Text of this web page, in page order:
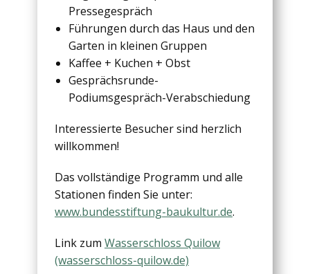
Pressegespräch
Führungen durch das Haus und den
Garten in kleinen Gruppen
Kaffee + Kuchen + Obst
Gesprächsrunde-
Podiumsgespräch-Verabschiedung
Interessierte Besucher sind herzlich
willkommen!
Das vollständige Programm und alle
Stationen finden Sie unter:
www.bundesstiftung-baukultur.de.
Link zum Wasserschloss Quilow
(wasserschloss-quilow.de)